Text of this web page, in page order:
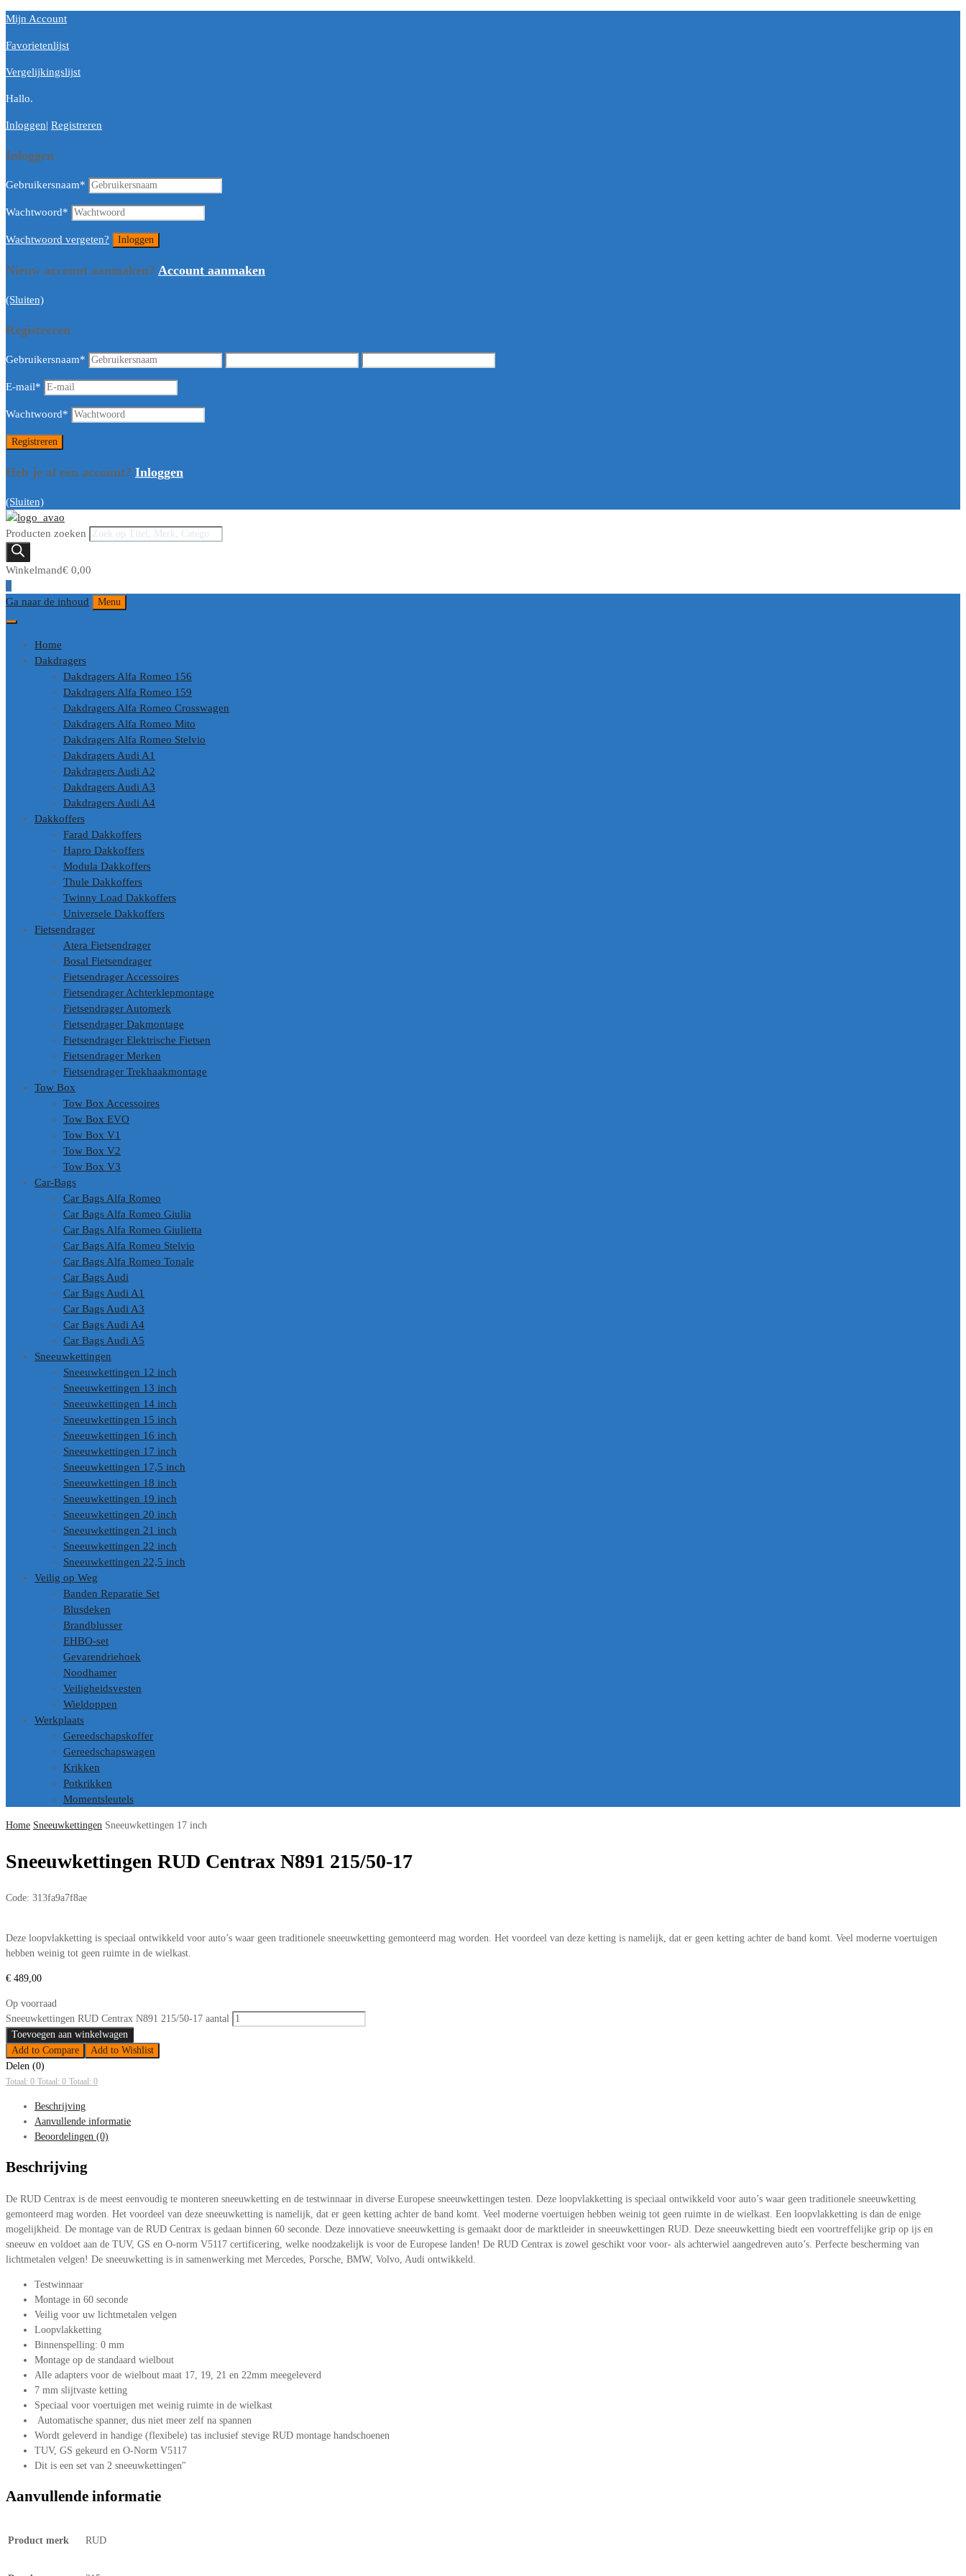
Mijn Account
Favorietenlijst
Vergelijkingslijst
Hallo.
Inloggen| Registreren
Inloggen
Gebruikersnaam*
Wachtwoord*
Wachtwoord vergeten?
Nieuw account aanmaken? Account aanmaken
(Sluiten)
Registreren
Gebruikersnaam*
E-mail*
Wachtwoord*
Heb je al een account? Inloggen
(Sluiten)
Producten zoeken
Winkelmand€ 0,00
0
Ga naar de inhoud
Menu
Home
Dakdragers
Dakdragers Alfa Romeo 156
Dakdragers Alfa Romeo 159
Dakdragers Alfa Romeo Crosswagen
Dakdragers Alfa Romeo Mito
Dakdragers Alfa Romeo Stelvio
Dakdragers Audi A1
Dakdragers Audi A2
Dakdragers Audi A3
Dakdragers Audi A4
Dakkoffers
Farad Dakkoffers
Hapro Dakkoffers
Modula Dakkoffers
Thule Dakkoffers
Twinny Load Dakkoffers
Universele Dakkoffers
Fietsendrager
Atera Fietsendrager
Bosal Fietsendrager
Fietsendrager Accessoires
Fietsendrager Achterklepmontage
Fietsendrager Automerk
Fietsendrager Dakmontage
Fietsendrager Elektrische Fietsen
Fietsendrager Merken
Fietsendrager Trekhaakmontage
Tow Box
Tow Box Accessoires
Tow Box EVO
Tow Box V1
Tow Box V2
Tow Box V3
Car-Bags
Car Bags Alfa Romeo
Car Bags Alfa Romeo Giulia
Car Bags Alfa Romeo Giulietta
Car Bags Alfa Romeo Stelvio
Car Bags Alfa Romeo Tonale
Car Bags Audi
Car Bags Audi A1
Car Bags Audi A3
Car Bags Audi A4
Car Bags Audi A5
Sneeuwkettingen
Sneeuwkettingen 12 inch
Sneeuwkettingen 13 inch
Sneeuwkettingen 14 inch
Sneeuwkettingen 15 inch
Sneeuwkettingen 16 inch
Sneeuwkettingen 17 inch
Sneeuwkettingen 17,5 inch
Sneeuwkettingen 18 inch
Sneeuwkettingen 19 inch
Sneeuwkettingen 20 inch
Sneeuwkettingen 21 inch
Sneeuwkettingen 22 inch
Sneeuwkettingen 22,5 inch
Veilig op Weg
Banden Reparatie Set
Blusdeken
Brandblusser
EHBO-set
Gevarendriehoek
Noodhamer
Veiligheidsvesten
Wieldoppen
Werkplaats
Gereedschapskoffer
Gereedschapswagen
Krikken
Potkrikken
Momentsleutels
Home Sneeuwkettingen Sneeuwkettingen 17 inch
Sneeuwkettingen RUD Centrax N891 215/50-17
Code: 313fa9a7f8ae
Deze loopvlakketting is speciaal ontwikkeld voor auto’s waar geen traditionele sneeuwketting gemonteerd mag worden. Het voordeel van deze ketting is namelijk, dat er geen ketting achter de band komt. Veel moderne voertuigen
hebben weinig tot geen ruimte in de wielkast.
€ 489,00
Op voorraad
Sneeuwkettingen RUD Centrax N891 215/50-17 aantal
Toevoegen aan winkelwagen
Add to Compare
Add to Wishlist
Delen (0)
Totaal: 0 Totaal: 0 Totaal: 0
Beschrijving
Aanvullende informatie
Beoordelingen (0)
Beschrijving
De RUD Centrax is de meest eenvoudig te monteren sneeuwketting en de testwinnaar in diverse Europese sneeuwkettingen testen. Deze loopvlakketting is speciaal ontwikkeld voor auto’s waar geen traditionele sneeuwketting
gemonteerd mag worden. Het voordeel van deze sneeuwketting is namelijk, dat er geen ketting achter de band komt. Veel moderne voertuigen hebben weinig tot geen ruimte in de wielkast. Een loopvlakketting is dan de enige
mogelijkheid. De montage van de RUD Centrax is gedaan binnen 60 seconde. Deze innovatieve sneeuwketting is gemaakt door de marktleider in sneeuwkettingen RUD. Deze sneeuwketting biedt een voortreffelijke grip op ijs en
sneeuw en voldoet aan de TUV, GS en O-norm V5117 certificering, welke noodzakelijk is voor de Europese landen! De RUD Centrax is zowel geschikt voor voor- als achterwiel aangedreven auto’s. Perfecte bescherming van
lichtmetalen velgen! De sneeuwketting is in samenwerking met Mercedes, Porsche, BMW, Volvo, Audi ontwikkeld.
Testwinnaar
Montage in 60 seconde
Veilig voor uw lichtmetalen velgen
Loopvlakketting
Binnenspelling: 0 mm
Montage op de standaard wielbout
Alle adapters voor de wielbout maat 17, 19, 21 en 22mm meegeleverd
7 mm slijtvaste ketting
Speciaal voor voertuigen met weinig ruimte in de wielkast
Automatische spanner, dus niet meer zelf na spannen
Wordt geleverd in handige (flexibele) tas inclusief stevige RUD montage handschoenen
TUV, GS gekeurd en O-Norm V5117
Dit is een set van 2 sneeuwkettingen"
Aanvullende informatie
Product merk RUD